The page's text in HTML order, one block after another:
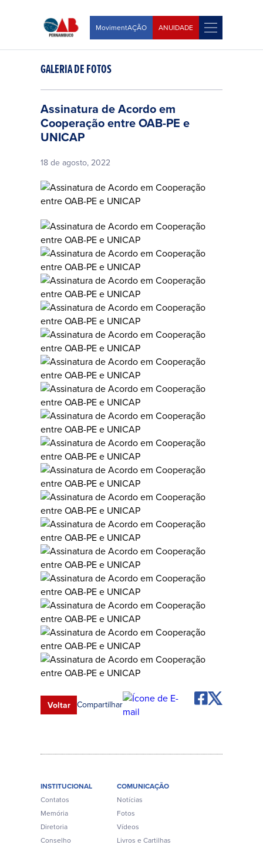
MovimentAÇÃO ANUIDADE
GALERIA DE FOTOS
Assinatura de Acordo em
Cooperação entre OAB-PE e
UNICAP
18 de agosto, 2022
Voltar Compartilhar
INSTITUCIONAL
Contatos
Memória
Diretoria
Conselho
COMUNICAÇÃO
Notícias
Fotos
Vídeos
Livros e Cartilhas